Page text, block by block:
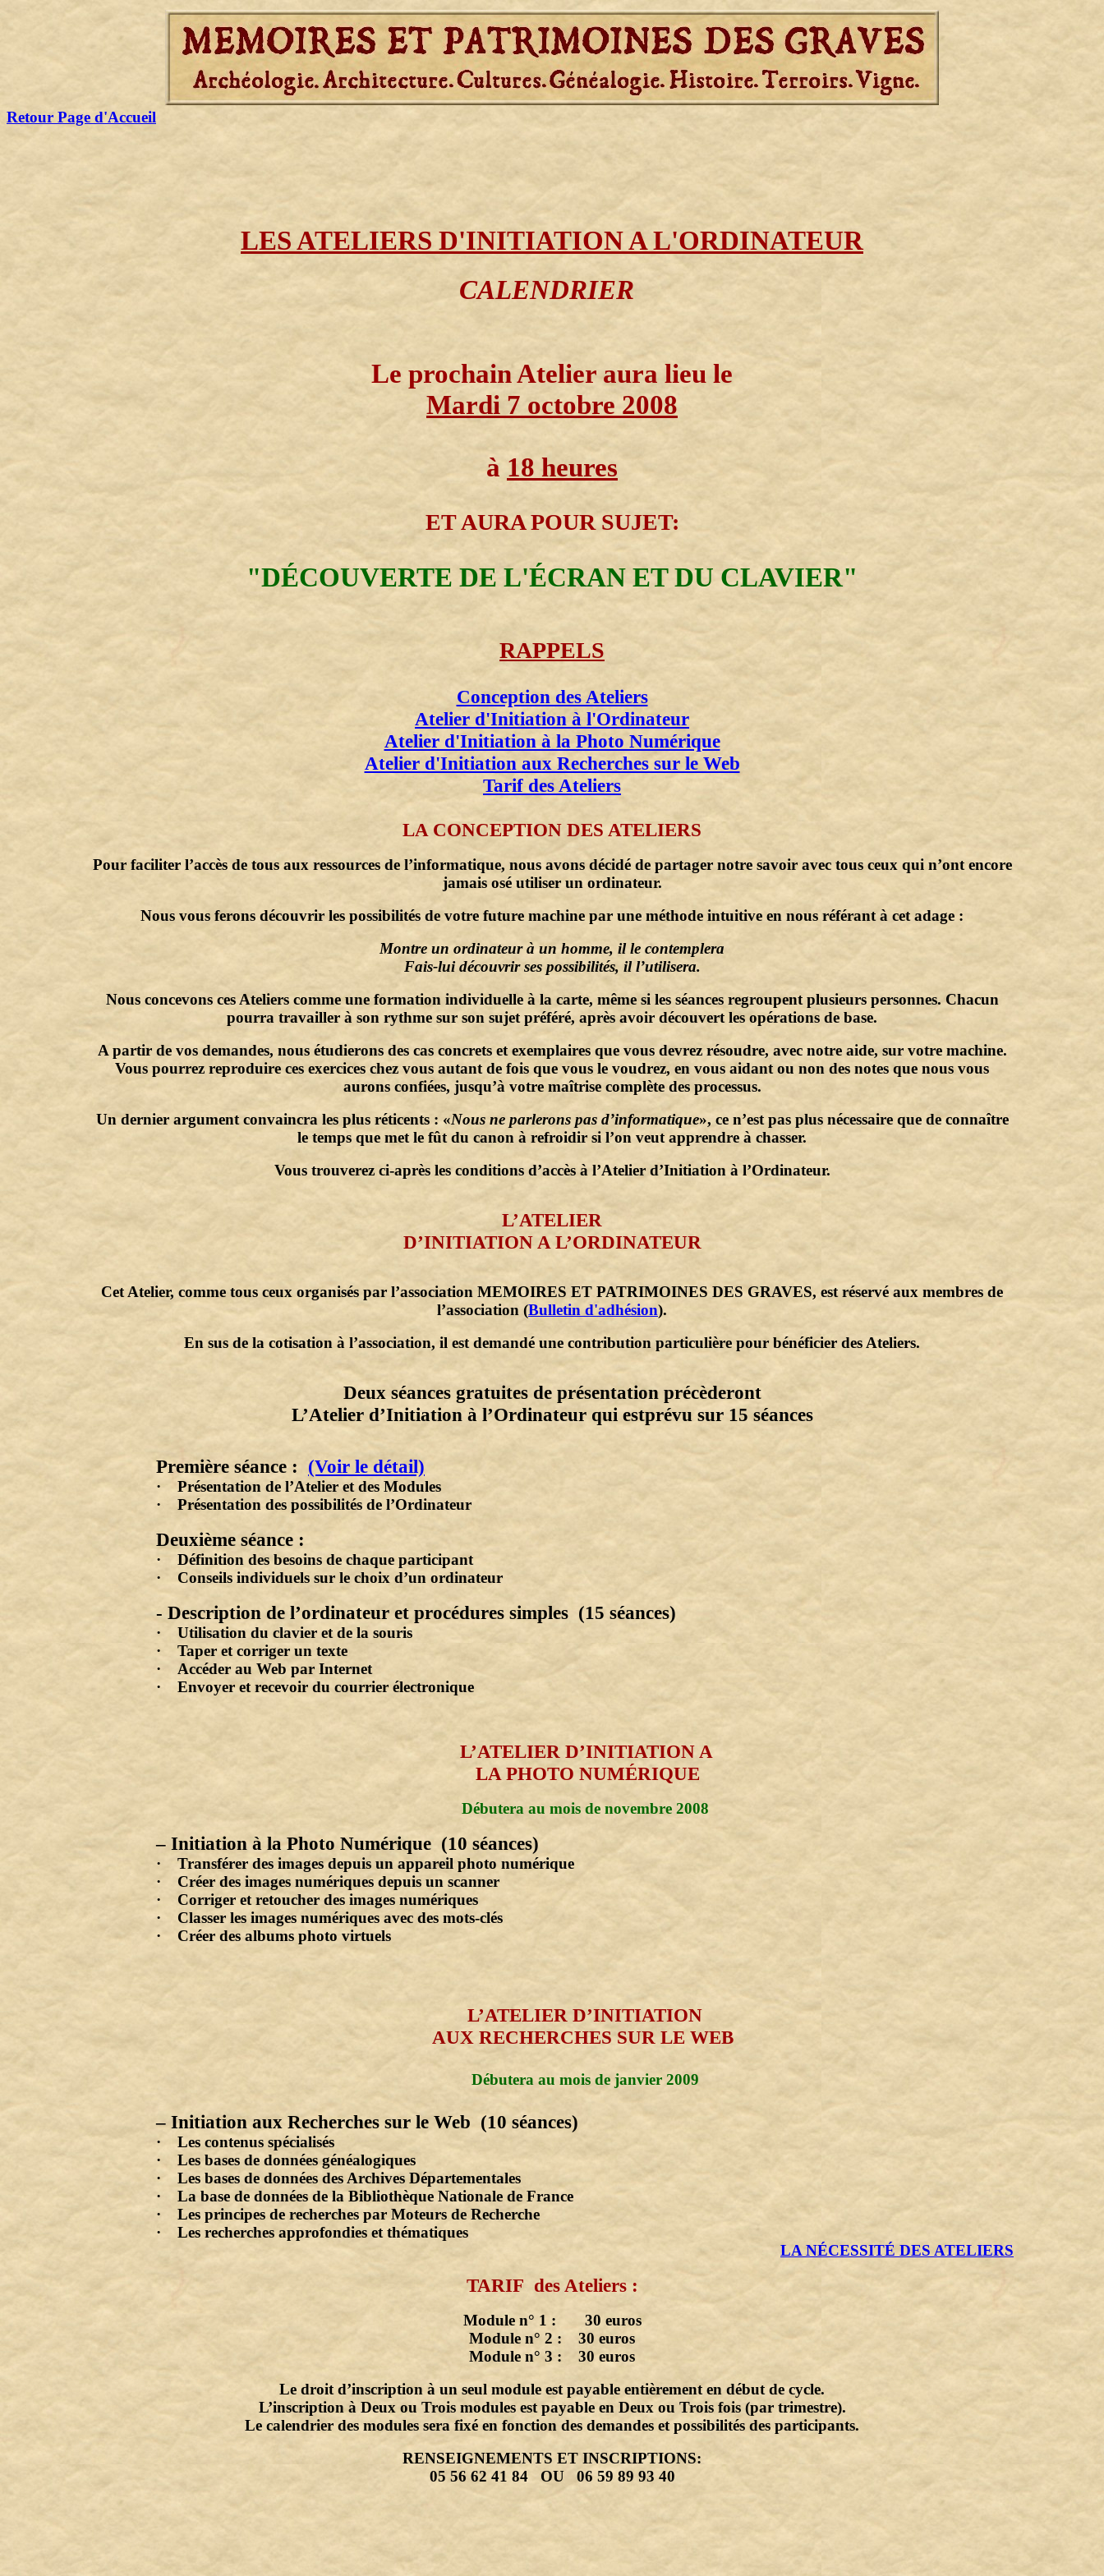
Retour Page d'Accueil
LES ATELIERS D'INITIATION A L'ORDINATEUR
CALENDRIER
Le prochain Atelier aura lieu le
Mardi 7 octobre 2008
à 18 heures
ET AURA POUR SUJET:
"DÉCOUVERTE DE L'ÉCRAN ET DU CLAVIER"
RAPPELS
Conception des Ateliers
Atelier d'Initiation à l'Ordinateur
Atelier d'Initiation à la Photo Numérique
Atelier d'Initiation aux Recherches sur le Web
Tarif des Ateliers
LA CONCEPTION DES ATELIERS
Pour faciliter l’accès de tous aux ressources de l’informatique, nous avons décidé de partager notre savoir avec tous ceux qui n’ont encore
jamais osé utiliser un ordinateur.
Nous vous ferons découvrir les possibilités de votre future machine par une méthode intuitive en nous référant à cet adage :
Montre un ordinateur à un homme, il le contemplera
Fais-lui découvrir ses possibilités, il l’utilisera.
Nous concevons ces Ateliers comme une formation individuelle à la carte, même si les séances regroupent plusieurs personnes. Chacun
pourra travailler à son rythme sur son sujet préféré, après avoir découvert les opérations de base.
A partir de vos demandes, nous étudierons des cas concrets et exemplaires que vous devrez résoudre, avec notre aide, sur votre machine.
Vous pourrez reproduire ces exercices chez vous autant de fois que vous le voudrez, en vous aidant ou non des notes que nous vous
aurons confiées, jusqu’à votre maîtrise complète des processus.
Un dernier argument convaincra les plus réticents : «Nous ne parlerons pas d’informatique», ce n’est pas plus nécessaire que de connaître
le temps que met le fût du canon à refroidir si l’on veut apprendre à chasser.
Vous trouverez ci-après les conditions d’accès à l’Atelier d’Initiation à l’Ordinateur.
L’ATELIER
D’INITIATION A L’ORDINATEUR
Cet Atelier, comme tous ceux organisés par l’association MEMOIRES ET PATRIMOINES DES GRAVES, est réservé aux membres de
l’association (Bulletin d'adhésion).
En sus de la cotisation à l’association, il est demandé une contribution particulière pour bénéficier des Ateliers.
Deux séances gratuites de présentation précèderont
L’Atelier d’Initiation à l’Ordinateur qui estprévu sur 15 séances
Première séance : (Voir le détail)
· Présentation de l’Atelier et des Modules
· Présentation des possibilités de l’Ordinateur
Deuxième séance :
· Définition des besoins de chaque participant
· Conseils individuels sur le choix d’un ordinateur
- Description de l’ordinateur et procédures simples (15 séances)
· Utilisation du clavier et de la souris
· Taper et corriger un texte
· Accéder au Web par Internet
· Envoyer et recevoir du courrier électronique
L’ATELIER D’INITIATION A
LA PHOTO NUMÉRIQUE
Débutera au mois de novembre 2008
– Initiation à la Photo Numérique (10 séances)
· Transférer des images depuis un appareil photo numérique
· Créer des images numériques depuis un scanner
· Corriger et retoucher des images numériques
· Classer les images numériques avec des mots-clés
· Créer des albums photo virtuels
L’ATELIER D’INITIATION
AUX RECHERCHES SUR LE WEB
Débutera au mois de janvier 2009
– Initiation aux Recherches sur le Web (10 séances)
· Les contenus spécialisés
· Les bases de données généalogiques
· Les bases de données des Archives Départementales
· La base de données de la Bibliothèque Nationale de France
· Les principes de recherches par Moteurs de Recherche
· Les recherches approfondies et thématiques
LA NÉCESSITÉ DES ATELIERS
TARIF des Ateliers :
Module n° 1 : 30 euros
Module n° 2 : 30 euros
Module n° 3 : 30 euros
Le droit d’inscription à un seul module est payable entièrement en début de cycle.
L’inscription à Deux ou Trois modules est payable en Deux ou Trois fois (par trimestre).
Le calendrier des modules sera fixé en fonction des demandes et possibilités des participants.
RENSEIGNEMENTS ET INSCRIPTIONS:
05 56 62 41 84 OU 06 59 89 93 40